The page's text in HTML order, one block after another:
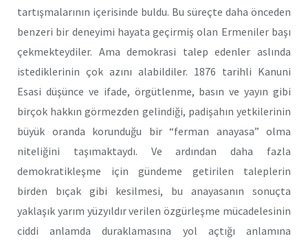
tartışmalarının içerisinde buldu. Bu süreçte daha önceden
benzeri bir deneyimi hayata geçirmiş olan Ermeniler başı
çekmekteydiler. Ama demokrasi talep edenler aslında
istediklerinin çok azını alabildiler. 1876 tarihli Kanuni
Esasi düşünce ve ifade, örgütlenme, basın ve yayın gibi
birçok hakkın görmezden gelindiği, padişahın yetkilerinin
büyük oranda korunduğu bir “ferman anayasa” olma
niteliğini taşımaktaydı. Ve ardından daha fazla
demokratikleşme için gündeme getirilen taleplerin
birden bıçak gibi kesilmesi, bu anayasanın sonuçta
yaklaşık yarım yüzyıldır verilen özgürleşme mücadelesinin
ciddi anlamda duraklamasına yol açtığı anlamına